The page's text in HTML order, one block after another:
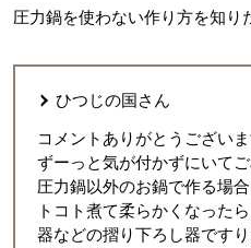
圧力鍋を使わない作り方を知り
ひつじの国さん
コメントありがとうございま
ずーっと気が付かずにいてご
圧力鍋以外のお鍋で作る場
トコト煮て柔らかくなった
器などの摺り下ろし器です